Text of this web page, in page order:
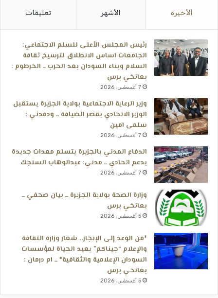
الأخيرة الأشهر تعليقات
رئيس المجلس الأعلى للسلم الاجتماعي:
الجامعات اساس الانطلاق لترسيخ ثقافة
السلام وبناء السودان بعد الحرب ــ الخرطوم :
بعانخي برس
7 أغسطس، 2026
وزير الرعاية الاجتماعية بولاية الجزيرة يستقبل
الوزير الاتحادي بقصر الضيافة ــ ودمدني :
سلمى امين
7 أغسطس، 2026
الدفاع المدني بالجزيرة يتسلم معدات جديدة
بدعم اتحادي ــ مدني: عبدالوهاب السنجك
7 أغسطس، 2026
وزارة الصحة بولاية الجزيرة ــ بيان صحفي ــ
بعانخي برس
5 أغسطس، 2026
*من الوعد إلى الإنجاز.. شعار وزارة الثقافة
والإعلام “جيناكم” يعيد الحياة لمؤسسات
السودان الإعلامية والثقافية* ــ ام درمان :
بعانخي برس
5 أغسطس، 2026